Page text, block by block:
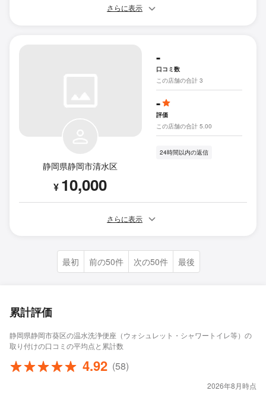
さらに表示
静岡県静岡市清水区
¥ 10,000
-
口コミ数
この店舗の合計 3
-
評価
この店舗の合計 5.00
24時間以内の返信
さらに表示
最初 前の50件 次の50件 最後
累計評価
静岡県静岡市葵区の温水洗浄便座（ウォシュレット・シャワートイレ等）の
取り付けの口コミの平均点と累計数
4.92 (58)
2026年8月時点